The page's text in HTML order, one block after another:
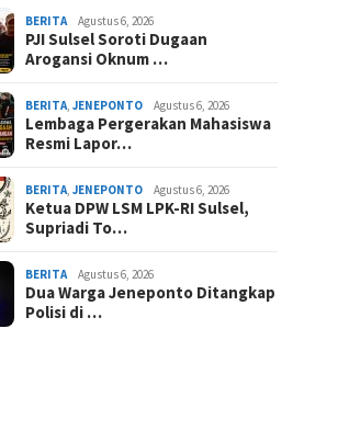
BERITA Agustus 6, 2026
PJI Sulsel Soroti Dugaan
Arogansi Oknum …
BERITA ,JENEPONTO Agustus 6, 2026
Lembaga Pergerakan Mahasiswa
Resmi Lapor…
BERITA ,JENEPONTO Agustus 6, 2026
Ketua DPW LSM LPK-RI Sulsel,
Supriadi To…
BERITA Agustus 6, 2026
Dua Warga Jeneponto Ditangkap
Polisi di …